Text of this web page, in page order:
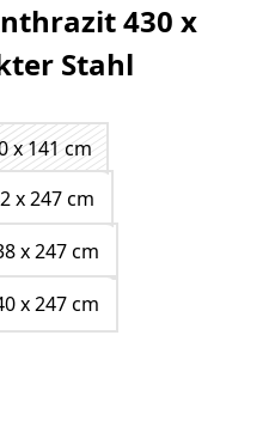
430 x
Stahl
x 141 cm
x 247 cm
x 247 cm
x 247 cm